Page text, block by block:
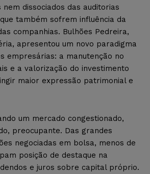
dissociados das auditorias
também sofrem influência da
companhias. Bulhões Pedreira,
apresentou um novo paradigma
empresárias: a manutenção no
e a valorização do investimento
maior expressão patrimonial e
um mercado congestionado,
preocupante. Das grandes
negociadas em bolsa, menos de
posição de destaque na
e juros sobre capital próprio.